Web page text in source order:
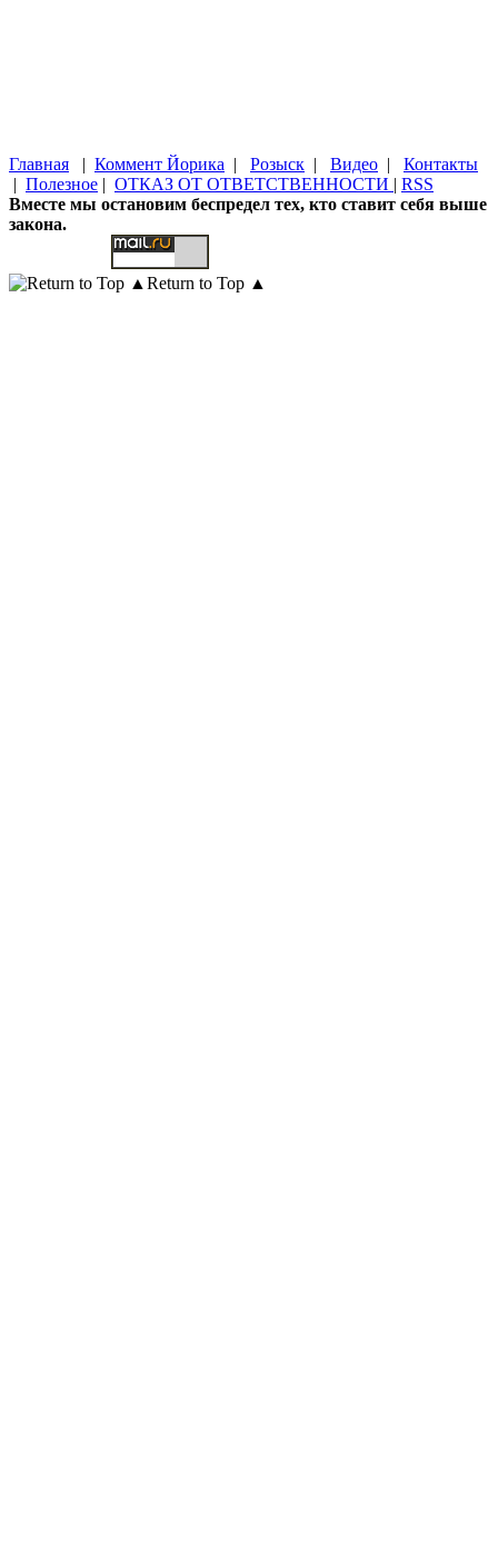
Главная | Коммент Йорика | Розыск | Видео | Контакты
| Полезное | ОТКАЗ ОТ ОТВЕТСТВЕННОСТИ | RSS
Вместе мы остановим беспредел тех, кто ставит себя выше
закона.
Return to Top ▲